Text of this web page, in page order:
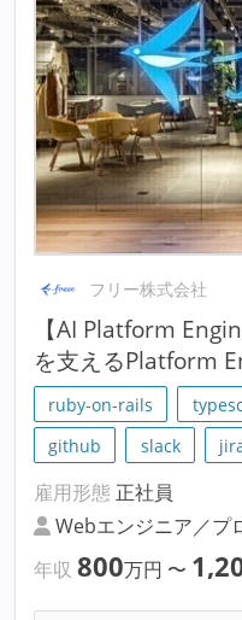
フリー株式会社
【AI Platform
を支えるPlatform
ruby-on-rails
github
slack
雇用形態 正社員
Webエンジニア／プ
年収 800万円 〜